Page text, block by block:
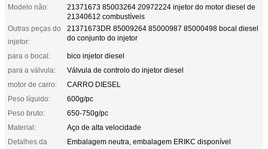
Modelo não:
21371673 85003264 20972224 injetor do motor diesel de
21340612 combustíveis
Outras peças do
injetor:
21371673DR 85009264 85000987 85000498 bocal diesel
do conjunto do injetor
para o bocal:
bico injetor diesel
para a válvula:
Válvula de controlo do injetor diesel
motor de carro:
CARRO DIESEL
Peso líquido:
600g/pc
Peso bruto:
650-750g/pc
Material:
Aço de alta velocidade
Detalhes da
Embalagem neutra, embalagem ERIKC disponível